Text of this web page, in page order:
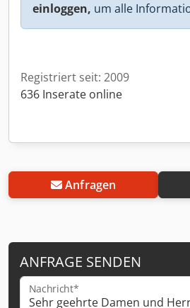
einloggen, um alle
Registriert seit: 2009
636 Inserate online
Anfragen
ANFRAGE SENDEN
Nachricht*